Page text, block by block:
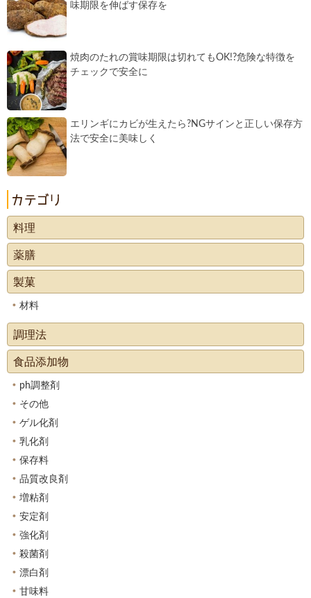
味期限を伸ばす保存を
焼肉のたれの賞味期限は切れてもOK!?危険な特徴を
チェックで安全に
エリンギにカビが生えたら?NGサインと正しい保存方
法で安全に美味しく
料理
薬膳
製菓
材料
調理法
食品添加物
ph調整剤
その他
ゲル化剤
乳化剤
保存料
品質改良剤
増粘剤
安定剤
強化剤
殺菌剤
漂白剤
甘味料